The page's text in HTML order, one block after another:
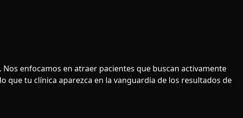
enfocamos en atraer pacientes que buscan activamente
tu clínica aparezca en la vanguardia de los resultados de